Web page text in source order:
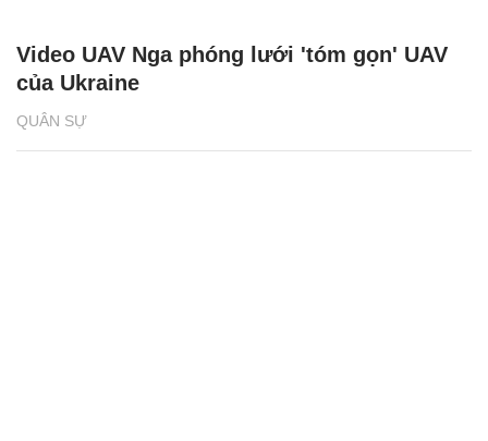
QUÂN SỰ
Video UAV Nga phóng lưới 'tóm gọn' UAV
của Ukraine